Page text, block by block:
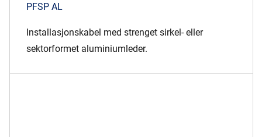
PFSP AL
Installasjonskabel med strenget sirkel- eller
sektorformet aluminiumleder.